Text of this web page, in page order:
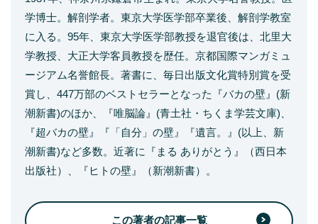
学博士。解剖学者。東京大学医学部卒業後、解剖学教室
に入る。95年、東京大学医学部教授を退官後は、北里大
学教授、大正大学客員教授を歴任。京都国際マンガミュ
ージアム名誉館長。著書に、毎日出版文化賞特別賞を受
賞し、447万部のベストセラーとなった『バカの壁』(新
潮新書)のほか、『唯脳論』(青土社・ちくま学芸文庫)、
『超バカの壁』『「自分」の壁』『遺言。』(以上、新
潮新書)など多数。近著に『まる ありがとう』（西日本
出版社）、『ヒトの壁』（新潮新書）。
この著者の記事一覧